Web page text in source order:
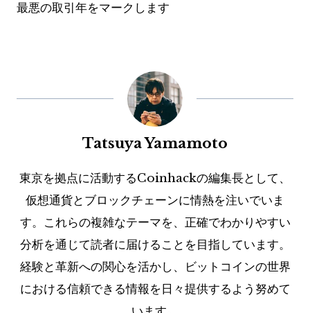
最悪の取引年をマークします
Tatsuya Yamamoto
東京を拠点に活動するCoinhackの編集長として、
仮想通貨とブロックチェーンに情熱を注いでいま
す。これらの複雑なテーマを、正確でわかりやすい
分析を通じて読者に届けることを目指しています。
経験と革新への関心を活かし、ビットコインの世界
における信頼できる情報を日々提供するよう努めて